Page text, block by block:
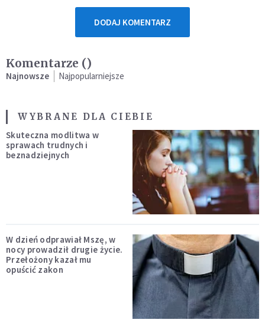
DODAJ KOMENTARZ
Komentarze ()
Najnowsze Najpopularniejsze
WYBRANE DLA CIEBIE
Skuteczna modlitwa w
sprawach trudnych i
beznadziejnych
W dzień odprawiał Mszę, w
nocy prowadził drugie życie.
Przełożony kazał mu
opuścić zakon